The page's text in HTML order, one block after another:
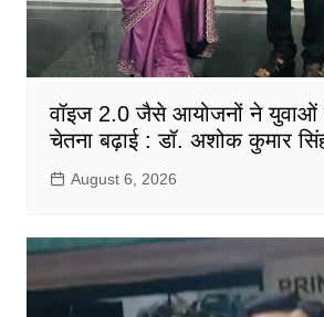
वॉइज 2.0 जैसे आयोजनों ने युवाओं
चेतना बढ़ाई : डॉ. अशोक कुमार
August 6, 2026